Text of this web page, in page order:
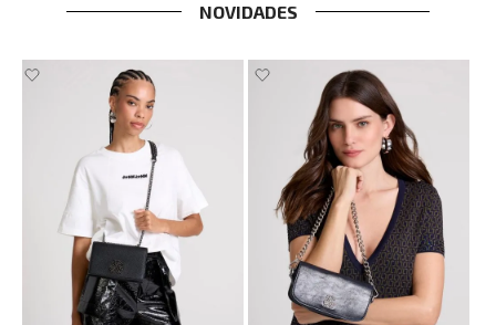
NOVIDADES